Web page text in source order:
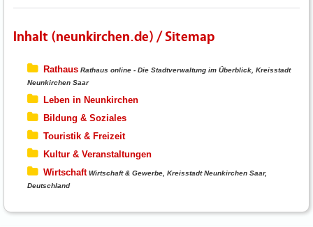
Inhalt (neunkirchen.de) / Sitemap
Rathaus Rathaus online - Die Stadtverwaltung im Überblick, Kreisstadt
Neunkirchen Saar
Leben in Neunkirchen
Bildung & Soziales
Touristik & Freizeit
Kultur & Veranstaltungen
Wirtschaft Wirtschaft & Gewerbe, Kreisstadt Neunkirchen Saar,
Deutschland